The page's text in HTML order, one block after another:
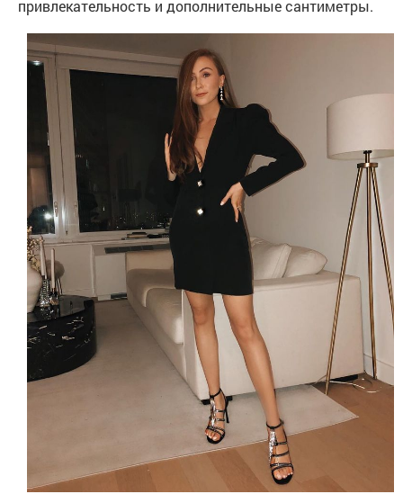
привлекательность и дополнительные сантиметры.